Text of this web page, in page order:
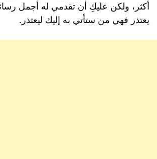
أكثر، ولكن عليكِ أن تقدمي له أجمل
يعتذر فهي من ستأتي به إليك ليعتذر.